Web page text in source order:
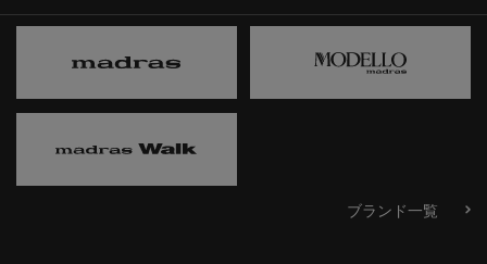
ブランド一覧